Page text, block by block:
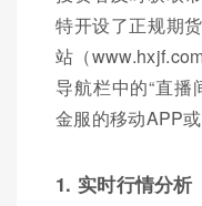
特开设了正规期
站（
导航栏中的“直播
金服的移动APP
1. 实时行情分析